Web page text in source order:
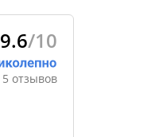
9.6/10
5 отзывов